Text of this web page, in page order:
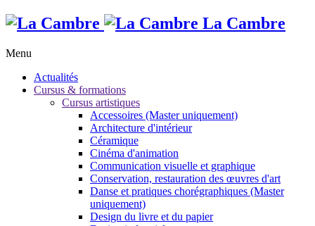
La Cambre
Menu
Actualités
Cursus & formations
Cursus artistiques
Accessoires (Master uniquement)
Architecture d'intérieur
Céramique
Cinéma d'animation
Communication visuelle et graphique
Conservation, restauration des œuvres d'art
Danse et pratiques chorégraphiques (Master
uniquement)
Design du livre et du papier